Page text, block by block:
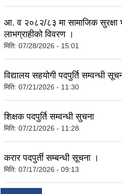
आ. व २०८२/८३ मा सामाजिक सुरक्षा
लाभग्राहीको विवरण ।
मिति: 07/28/2026 - 15:01
विद्यालय सहयोगी पदपुर्ति सम्वन्धी
मिति: 07/21/2026 - 11:30
शिक्षक पदपुर्ति सम्वन्धी सुचना
मिति: 07/21/2026 - 11:28
करार पदपुर्ती सम्बन्धी सूचना ।
मिति: 07/17/2026 - 09:13